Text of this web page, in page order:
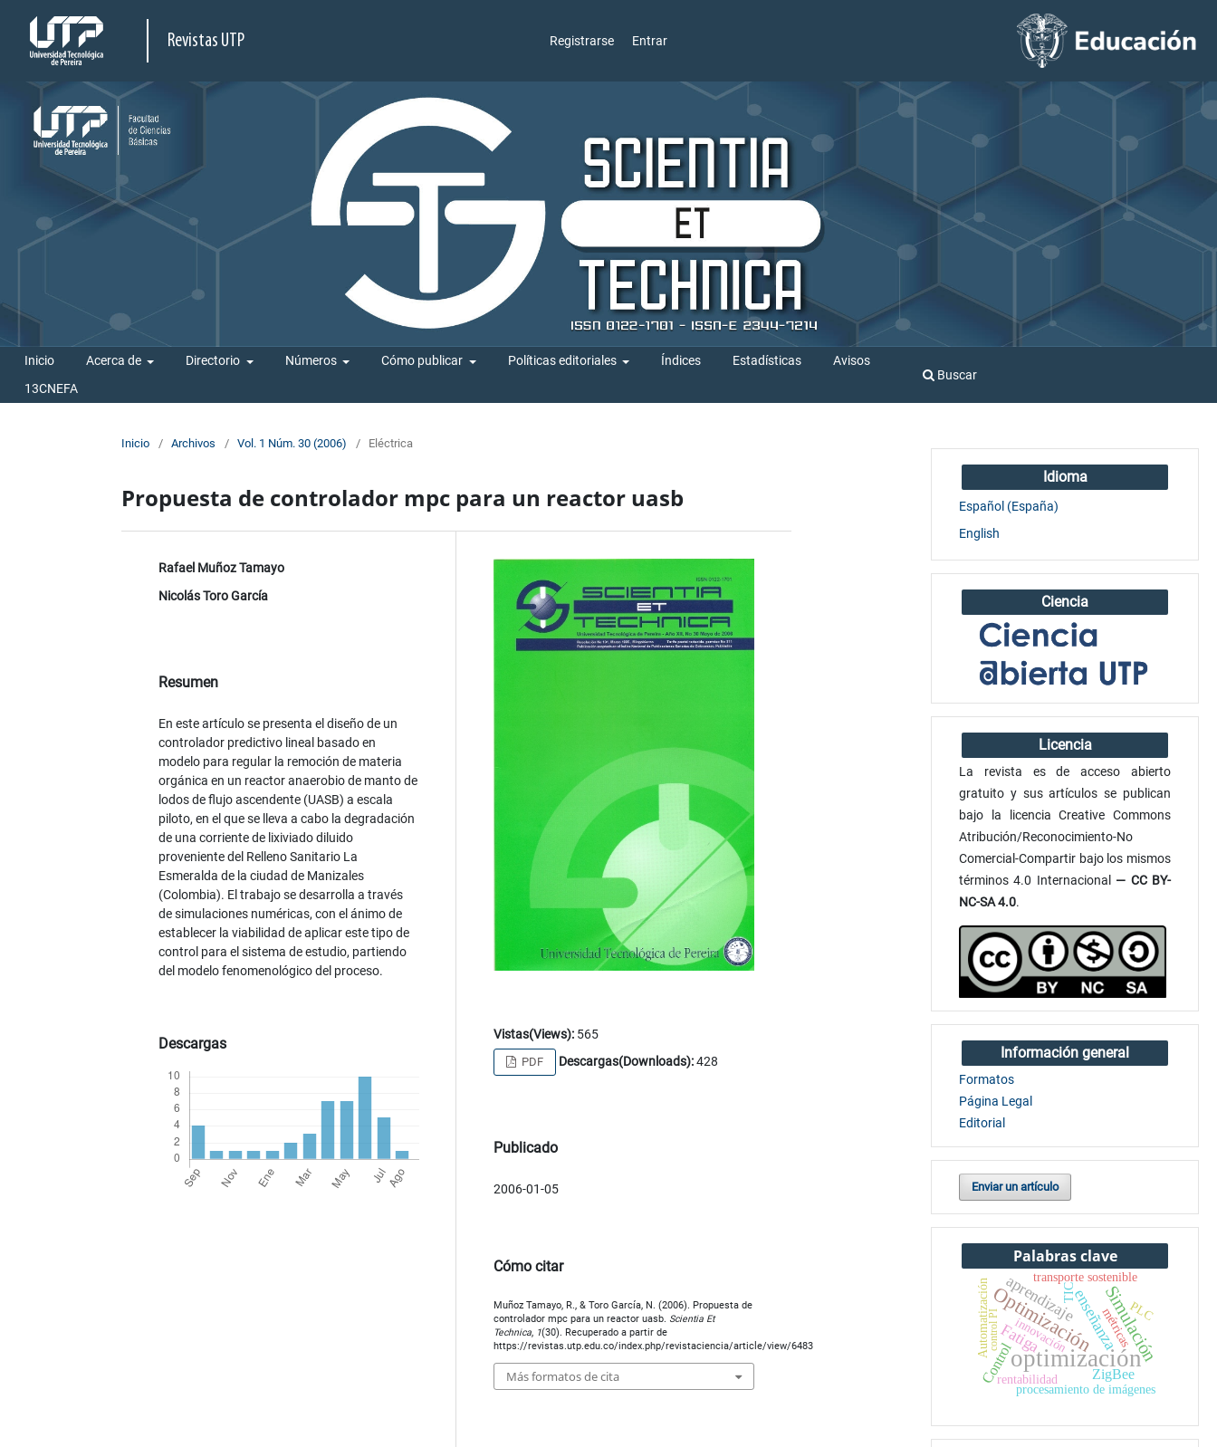
Revistas UTP Registrarse Entrar
Inicio Acerca de Directorio Números Cómo publicar Políticas editoriales Índices Estadísticas
Avisos
13CNEFA
Buscar
Inicio / Archivos / Vol. 1 Núm. 30 (2006) / Eléctrica
Propuesta de controlador mpc para un reactor uasb
Rafael Muñoz Tamayo
Nicolás Toro García
Resumen
En este artículo se presenta el diseño de un
controlador predictivo lineal basado en
modelo para regular la remoción de materia
orgánica en un reactor anaerobio de manto de
lodos de flujo ascendente (UASB) a escala
piloto, en el que se lleva a cabo la degradación
de una corriente de lixiviado diluido
proveniente del Relleno Sanitario La
Esmeralda de la ciudad de Manizales
(Colombia). El trabajo se desarrolla a través
de simulaciones numéricas, con el ánimo de
establecer la viabilidad de aplicar este tipo de
control para el sistema de estudio, partiendo
del modelo fenomenológico del proceso.
Descargas
Vistas(Views):565
PDF Descargas(Downloads):428
Publicado
2006-01-05
Cómo citar
Muñoz Tamayo, R., & Toro García, N. (2006). Propuesta de
controlador mpc para un reactor uasb. Scientia Et
Technica, 1(30). Recuperado a partir de
https://revistas.utp.edu.co/index.php/revistaciencia/article/view/6483
Más formatos de cita
Idioma
Español (España)
English
Ciencia
Licencia
La revista es de acceso abierto
gratuito y sus artículos se publican
bajo la licencia Creative Commons
Atribución/Reconocimiento-No
Comercial-Compartir bajo los mismos
términos 4.0 Internacional — CC BY-
NC-SA 4.0.
Información general
Formatos
Página Legal
Editorial
Enviar un artículo
Palabras clave
optimización
OptimizaciónSimulación
Fatiga enseñanza
aprendizaje
ZigBee
Control
métricas
TIC
innovación
Automatización PLC
rentabilidad
transporte sostenible
procesamiento de imágenes
control PI